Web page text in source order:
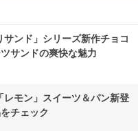
ンド」シリーズ新作チョコ
サンドの爽快な魅力
レモン」スイーツ＆パン新登
チェック